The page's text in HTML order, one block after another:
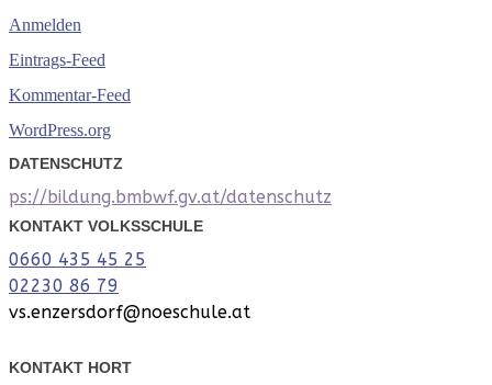
Anmelden
Eintrags-Feed
Kommentar-Feed
WordPress.org
DATENSCHUTZ
ps://bildung.bmbwf.gv.at/datenschutz
KONTAKT VOLKSSCHULE
0660 435 45 25
02230 86 79
vs.enzersdorf@noeschule.at
KONTAKT HORT